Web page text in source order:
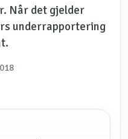
Når det gjelder
underrapportering